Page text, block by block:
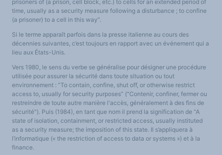
prisoners of (a prison, cell block, etc.) to cells for an extended period of
time, usually as a security measure following a disturbance ; to confine
(a prisoner) to a cell in this way”.
Si le terme apparaît parfois dans la presse italienne au cours des
décennies suivantes, c’est toujours en rapport avec un événement qui a
lieu aux États-Unis.
Vers 1980, le sens du verbe se généralise pour désigner une procédure
utilisée pour assurer la sécurité dans toute situation ou tout
environnement : “To contain, confine, shut off, or otherwise restrict
access to, usually for security purposes” ("Contenir, confiner, fermer ou
restreindre de toute autre manière l'accès, généralement à des fins de
sécurité"). Puis (1984), en tant que nom il prend la signification de “A
state of isolation, containment, or restricted access, usually instituted
as a security measure; the imposition of this state. Il s’appliquera à
l’informatique (« the restriction of access to data or systems ») et à la
finance.